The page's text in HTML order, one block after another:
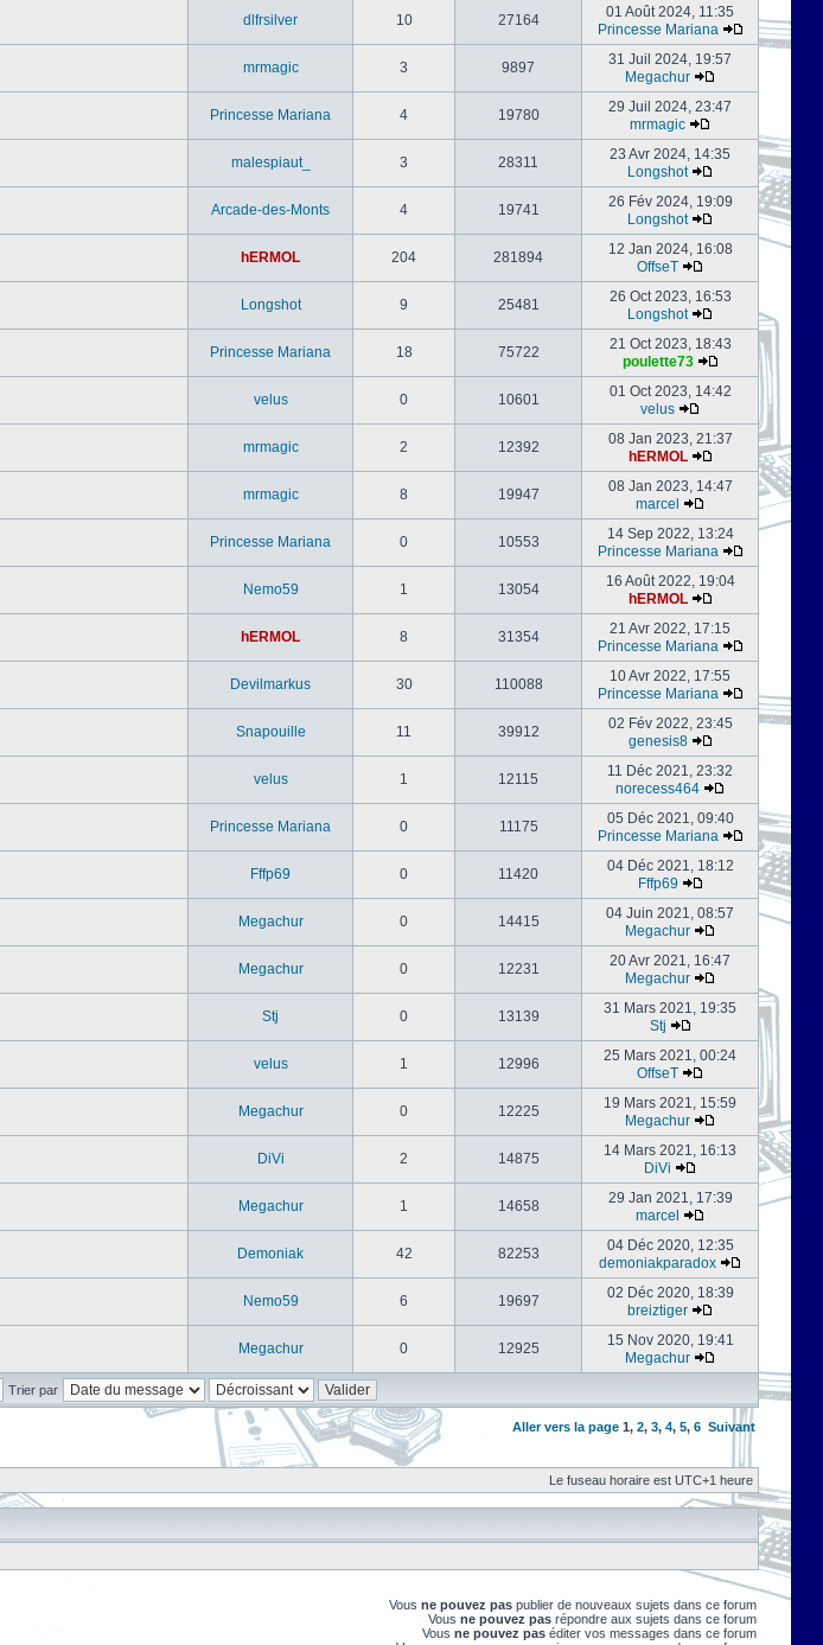
dlfrsilver 10 27164
01 Août 2024, 11:35
Princesse Mariana
mrmagic 3 9897
31 Juil 2024, 19:57
Megachur
Princesse Mariana 4 19780
29 Juil 2024, 23:47
mrmagic
malespiaut_ 3 28311
23 Avr 2024, 14:35
Longshot
Arcade-des-Monts 4 19741
26 Fév 2024, 19:09
Longshot
hERMOL 204 281894
12 Jan 2024, 16:08
OffseT
Longshot 9 25481
26 Oct 2023, 16:53
Longshot
Princesse Mariana 18 75722
21 Oct 2023, 18:43
poulette73
velus 0 10601
01 Oct 2023, 14:42
velus
mrmagic 2 12392
08 Jan 2023, 21:37
hERMOL
mrmagic 8 19947
08 Jan 2023, 14:47
marcel
Princesse Mariana 0 10553
14 Sep 2022, 13:24
Princesse Mariana
Nemo59 1 13054
16 Août 2022, 19:04
hERMOL
hERMOL 8 31354
21 Avr 2022, 17:15
Princesse Mariana
Devilmarkus 30 110088
10 Avr 2022, 17:55
Princesse Mariana
Snapouille 11 39912
02 Fév 2022, 23:45
genesis8
velus 1 12115
11 Déc 2021, 23:32
norecess464
Princesse Mariana 0 11175
05 Déc 2021, 09:40
Princesse Mariana
Fffp69 0 11420
04 Déc 2021, 18:12
Fffp69
Megachur 0 14415
04 Juin 2021, 08:57
Megachur
Megachur 0 12231
20 Avr 2021, 16:47
Megachur
Stj 0 13139
31 Mars 2021, 19:35
Stj
velus 1 12996
25 Mars 2021, 00:24
OffseT
Megachur 0 12225
19 Mars 2021, 15:59
Megachur
DiVi 2 14875
14 Mars 2021, 16:13
DiVi
Megachur 1 14658
29 Jan 2021, 17:39
marcel
Demoniak 42 82253
04 Déc 2020, 12:35
demoniakparadox
Nemo59 6 19697
02 Déc 2020, 18:39
breiztiger
Megachur 0 12925
15 Nov 2020, 19:41
Megachur
Trier par
Aller vers la page 1, 2, 3, 4, 5, 6 Suivant
Le fuseau horaire est UTC+1 heure
Vous ne pouvez pas publier de nouveaux sujets dans ce forum
Vous ne pouvez pas répondre aux sujets dans ce forum
Vous ne pouvez pas éditer vos messages dans ce forum